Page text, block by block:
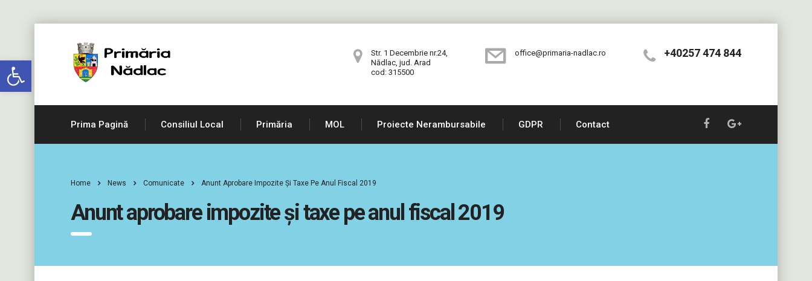
Deschide bara de unelte
+40257 474 844
office@primaria-nadlac.ro
Str. 1 Decembrie nr.24,
Nădlac, jud. Arad
cod: 315500
Prima Pagină Consiliul Local Primăria MOL Proiecte Nerambursabile GDPR Contact
Home News Comunicate Anunt Aprobare Impozite Și Taxe Pe Anul Fiscal 2019
Anunt aprobare impozite și taxe pe anul fiscal 2019